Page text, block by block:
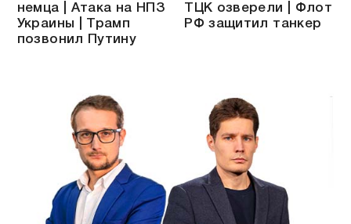
немца | Атака на НПЗ
Украины | Трамп
позвонил Путину
ТЦК озверели | Флот
РФ защитил танкер